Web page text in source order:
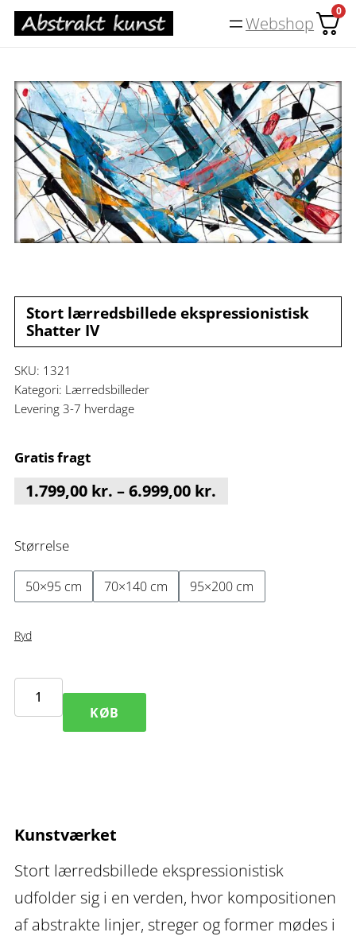
Spring
Webshop
0
Stort lærredsbillede ekspressionistisk
Shatter IV
SKU: 1321
Kategori: Lærredsbilleder
Levering 3-7 hverdage
Gratis fragt
1.799,00 kr. –6.999,00 kr.
Størrelse
50×95 cm 70×140 cm 95×200 cm
Ryd
Stort
lærredsbillede
antal
KØB
Kunstværket
Stort lærredsbillede ekspressionistisk
udfolder sig i en verden, hvor kompositionen
af abstrakte linjer, streger og former mødes i